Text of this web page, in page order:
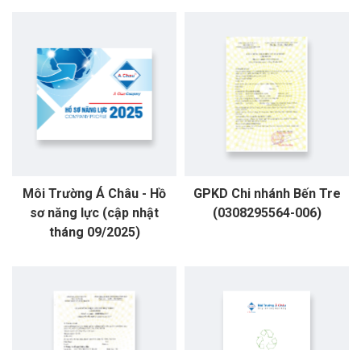
Môi Trường Á Châu - Hồ
sơ năng lực (cập nhật
tháng 09/2025)
GPKD Chi nhánh Bến Tre
(0308295564-006)